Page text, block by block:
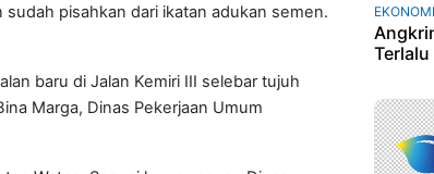
pisahkan dari ikatan adukan semen.
baru di Jalan Kemiri III selebar tujuh
Marga, Dinas Pekerjaan Umum